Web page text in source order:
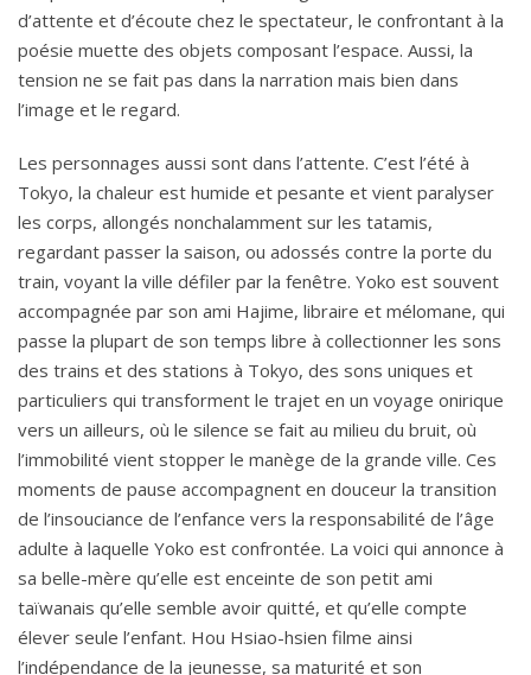
d’attente et d’écoute chez le spectateur, le confrontant à la
poésie muette des objets composant l’espace. Aussi, la
tension ne se fait pas dans la narration mais bien dans
l’image et le regard.
Les personnages aussi sont dans l’attente. C’est l’été à
Tokyo, la chaleur est humide et pesante et vient paralyser
les corps, allongés nonchalamment sur les tatamis,
regardant passer la saison, ou adossés contre la porte du
train, voyant la ville défiler par la fenêtre. Yoko est souvent
accompagnée par son ami Hajime, libraire et mélomane, qui
passe la plupart de son temps libre à collectionner les sons
des trains et des stations à Tokyo, des sons uniques et
particuliers qui transforment le trajet en un voyage onirique
vers un ailleurs, où le silence se fait au milieu du bruit, où
l’immobilité vient stopper le manège de la grande ville. Ces
moments de pause accompagnent en douceur la transition
de l’insouciance de l’enfance vers la responsabilité de l’âge
adulte à laquelle Yoko est confrontée. La voici qui annonce à
sa belle-mère qu’elle est enceinte de son petit ami
taïwanais qu’elle semble avoir quitté, et qu’elle compte
élever seule l’enfant. Hou Hsiao-hsien filme ainsi
l’indépendance de la jeunesse, sa maturité et son